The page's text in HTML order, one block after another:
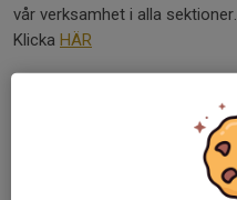
vår verksamhet i alla sektioner.
Klicka HÄR